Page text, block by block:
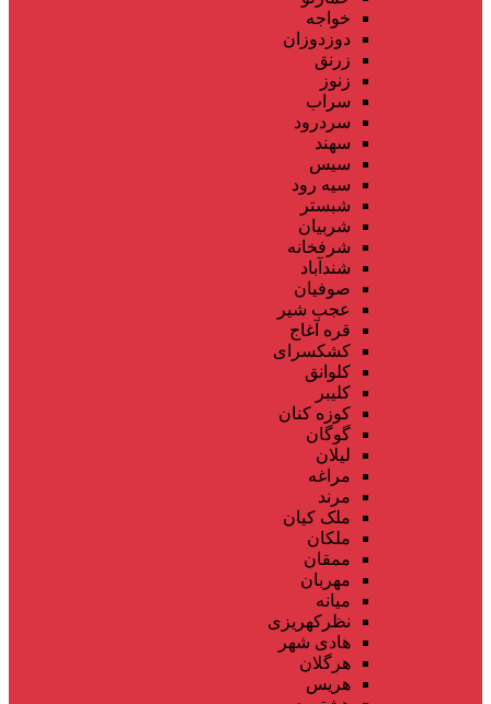
خواجه
دوزدوزان
زرنق
زنوز
سراب
سردرود
سهند
سیس
سیه رود
شبستر
شربیان
شرفخانه
شندآباد
صوفیان
عجب شیر
قره آغاج
کشکسرای
کلوانق
کلیبر
کوزه کنان
گوگان
لیلان
مراغه
مرند
ملک کیان
ملکان
ممقان
مهربان
میانه
نظرکهریزی
هادی شهر
هرگلان
هریس